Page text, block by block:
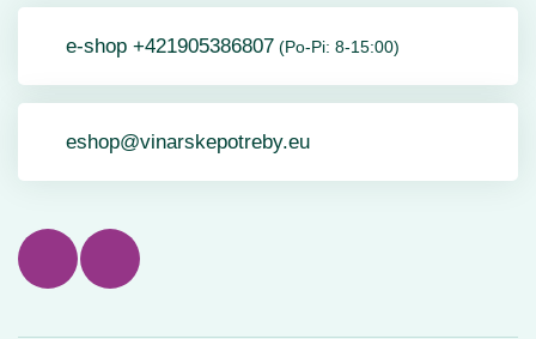
e-shop +421905386807 (Po-Pi: 8-15:00)
eshop@vinarskepotreby.eu